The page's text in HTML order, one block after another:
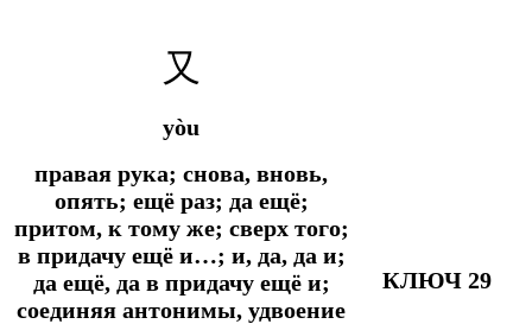
又
yòu
правая рука; снова, вновь,
опять; ещё раз; да ещё;
притом, к тому же; сверх того;
в придачу ещё и…; и, да, да и;
да ещё, да в придачу ещё и;
соединяя антонимы, удвоение
КЛЮЧ 29